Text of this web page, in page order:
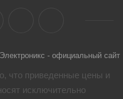
- официальный сайт
что приведенные цены и
исключительно